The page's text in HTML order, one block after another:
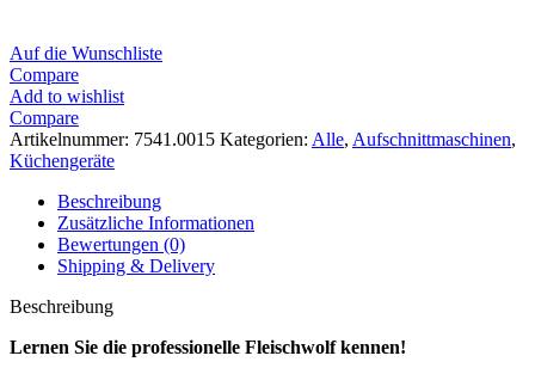
Auf die Wunschliste
Compare
Add to wishlist
Compare
Artikelnummer: 7541.0015 Kategorien: Alle, Aufschnittmaschinen,
Küchengeräte
Beschreibung
Zusätzliche Informationen
Bewertungen (0)
Shipping & Delivery
Beschreibung
Lernen Sie die professionelle Fleischwolf kennen!